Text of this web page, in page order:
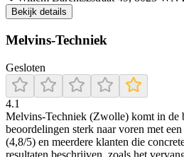
Bekijk details
Melvins-Techniek
Gesloten
4.1
Melvins-Techniek (Zwolle) komt in de
beoordelingen sterk naar voren met
(4,8/5) en meerdere klanten die
resultaten beschrijven, zoals het